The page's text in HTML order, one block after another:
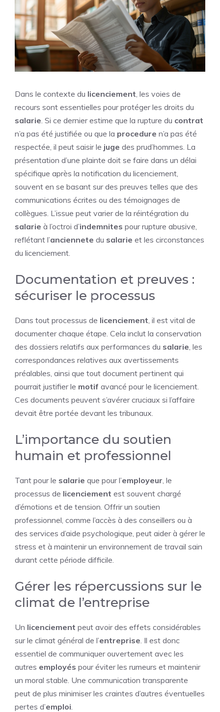
Dans le contexte du licenciement , les voies de
recours sont essentielles pour protéger les droits du
salarie . Si ce dernier estime que la rupture du contrat
n’a pas été justifiée ou que la procedure n’a pas été
respectée, il peut saisir le juge des prud’hommes. La
présentation d’une plainte doit se faire dans un délai
spécifique après la notification du licenciement,
souvent en se basant sur des preuves telles que des
communications écrites ou des témoignages de
collègues. L’issue peut varier de la réintégration du
salarie à l’octroi d’indemnites pour rupture abusive,
reflétant l’anciennete du salarie et les circonstances
du licenciement.
Documentation et preuves :
sécuriser le processus
Dans tout processus de licenciement , il est vital de
documenter chaque étape. Cela inclut la conservation
des dossiers relatifs aux performances du salarie , les
correspondances relatives aux avertissements
préalables, ainsi que tout document pertinent qui
pourrait justifier le motif avancé pour le licenciement.
Ces documents peuvent s’avérer cruciaux si l’affaire
devait être portée devant les tribunaux.
L’importance du soutien
humain et professionnel
Tant pour le salarie que pour l’employeur , le
processus de licenciement est souvent chargé
d’émotions et de tension. Offrir un soutien
professionnel, comme l’accès à des conseillers ou à
des services d’aide psychologique, peut aider à gérer le
stress et à maintenir un environnement de travail sain
durant cette période difficile.
Gérer les répercussions sur le
climat de l’entreprise
Un licenciement peut avoir des effets considérables
sur le climat général de l’entreprise . Il est donc
essentiel de communiquer ouvertement avec les
autres employés pour éviter les rumeurs et maintenir
un moral stable. Une communication transparente
peut de plus minimiser les craintes d’autres éventuelles
pertes d’emploi